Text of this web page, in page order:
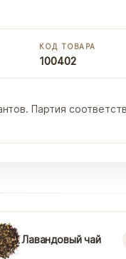
КОД ТОВАРА
100402
Партия
Лавандовый чай